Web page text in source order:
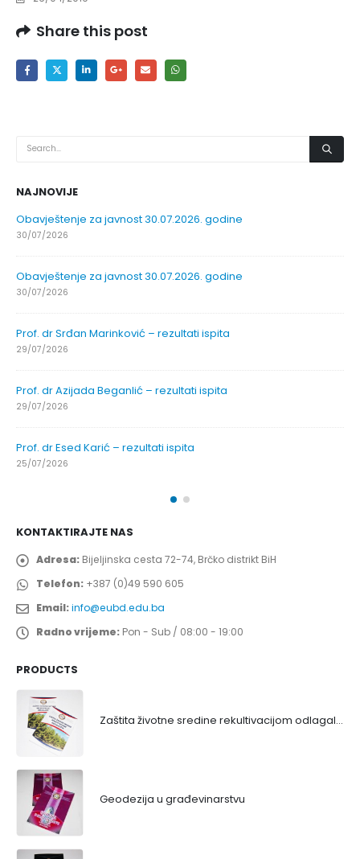
Share this post
NAJNOVIJE
Obavještenje za javnost 30.07.2026. godine
30/07/2026
Obavještenje za javnost 30.07.2026. godine
30/07/2026
Prof. dr Srđan Marinković – rezultati ispita
29/07/2026
Prof. dr Azijada Beganlić – rezultati ispita
29/07/2026
Prof. dr Esed Karić – rezultati ispita
25/07/2026
KONTAKTIRAJTE NAS
Adresa: Bijeljinska cesta 72-74, Brčko distrikt BiH
Telefon: +387 (0)49 590 605
Email:info@eubd.edu.ba
Radno vrijeme: Pon - Sub / 08:00 - 19:00
PRODUCTS
Zaštita životne sredine rekultivacijom odlagališta
Geodezija u građevinarstvu